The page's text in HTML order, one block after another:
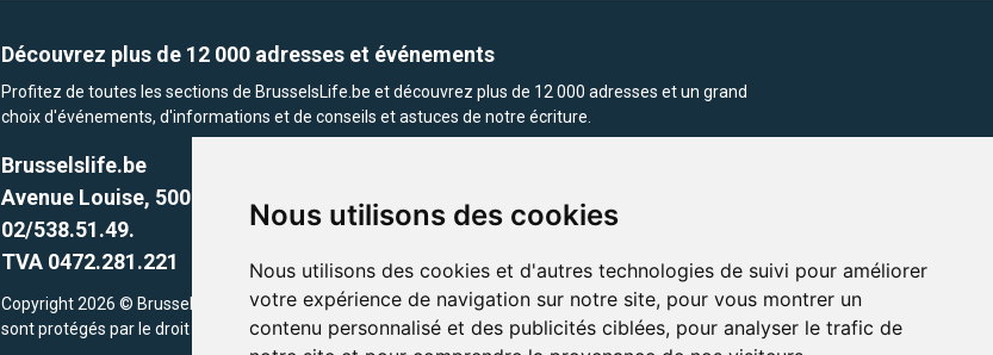
Nous utilisons des cookies
Nous utilisons des cookies et d'autres technologies de suivi pour améliorer
votre expérience de navigation sur notre site, pour vous montrer un
contenu personnalisé et des publicités ciblées, pour analyser le trafic de
Découvrez plus de 12 000 adresses et événements
Profitez de toutes les sections de BrusselsLife.be et découvrez plus de 12 000 adresses et un grand
choix d'événements, d'informations et de conseils et astuces de notre écriture.
Brusselslife.be
Avenue Louise, 500 -1050 Ixelles, Brussels,
02/538.51.49.
TVA 0472.281.221
Copyright 2026 © Brusselslife.be Tous droits réservés. Le contenu et les images utilisés sur ce site
sont protégés par le droit d'auteur. la propriétaires respectifs.